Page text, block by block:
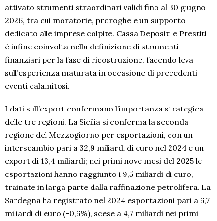
attivato strumenti straordinari validi fino al 30 giugno
2026, tra cui moratorie, proroghe e un supporto
dedicato alle imprese colpite. Cassa Depositi e Prestiti
è infine coinvolta nella definizione di strumenti
finanziari per la fase di ricostruzione, facendo leva
sull’esperienza maturata in occasione di precedenti
eventi calamitosi.
I dati sull’export confermano l’importanza strategica
delle tre regioni. La Sicilia si conferma la seconda
regione del Mezzogiorno per esportazioni, con un
interscambio pari a 32,9 miliardi di euro nel 2024 e un
export di 13,4 miliardi; nei primi nove mesi del 2025 le
esportazioni hanno raggiunto i 9,5 miliardi di euro,
trainate in larga parte dalla raffinazione petrolifera. La
Sardegna ha registrato nel 2024 esportazioni pari a 6,7
miliardi di euro (-0,6%), scese a 4,7 miliardi nei primi